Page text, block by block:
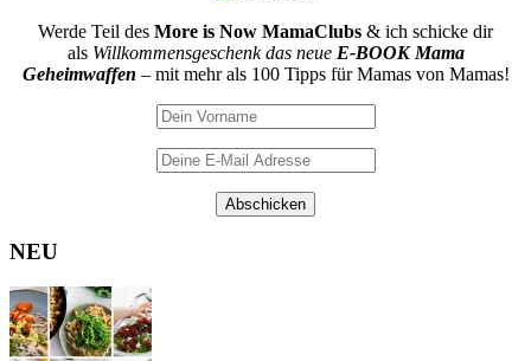
Werde Teil des More is Now MamaClubs & ich schicke dir
als Willkommensgeschenk das neue E-BOOK Mama
Geheimwaffen – mit mehr als 100 Tipps für Mamas von Mamas!
NEU